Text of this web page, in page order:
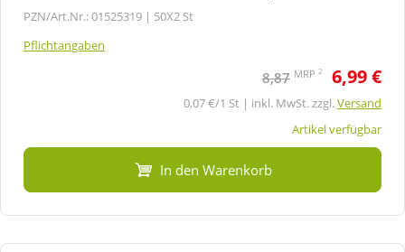
PZN/Art.Nr.: 01525319 | 50X2 St
Pflichtangaben
8,87 MRP 2 6,99 €
0,07 €/1 St | inkl. MwSt. zzgl.Versand
Artikel verfügbar
In den Warenkorb